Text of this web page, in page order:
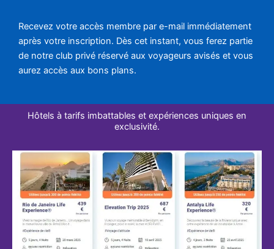
Recevez votre accès membre par e-mail immédiatement
après votre inscription. Dès cet instant, vous ferez partie
de notre club privé réservé aux voyageurs avisés et vous
aurez accès aux bons plans.
Hôtels à tarifs imbattables et expériences uniques en
exclusivité.